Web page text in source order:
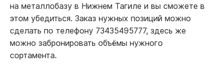
на металлобазу в Нижнем Тагиле и вы сможете в
этом убедиться. Заказ нужных позиций можно
сделать по телефону 73435495777, здесь же
можно забронировать объёмы нужного
сортамента.